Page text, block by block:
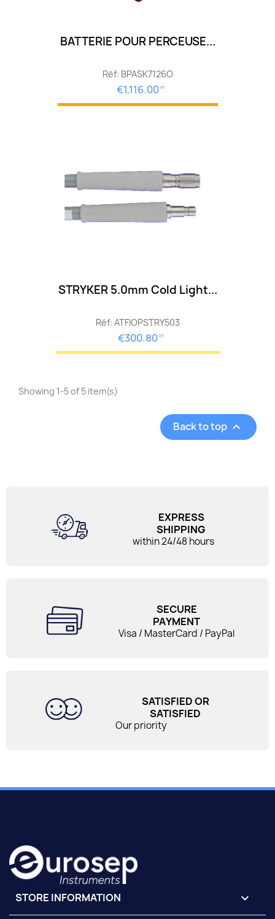
BATTERIE POUR PERCEUSE...
Réf: BPASK7126O
€1,116.00 HT
STRYKER 5.0mm Cold Light...
Réf: ATFIOPSTRY503
€300.80 HT
Showing 1-5 of 5 item(s)
Back to top 
EXPRESS
SHIPPING
within 24/48 hours
SECURE
PAYMENT
Visa / MasterCard / PayPal
SATISFIED OR
SATISFIED
Our priority
STORE INFORMATION keyboard_arrow_down